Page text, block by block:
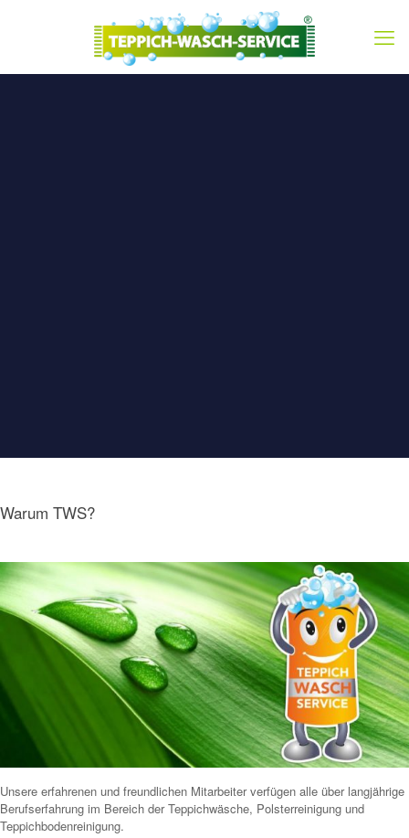
Warum TWS?
Unsere erfahrenen und freundlichen Mitarbeiter verfügen alle über langjährige
Berufserfahrung im Bereich der Teppichwäsche, Polsterreinigung und
Teppichbodenreinigung.